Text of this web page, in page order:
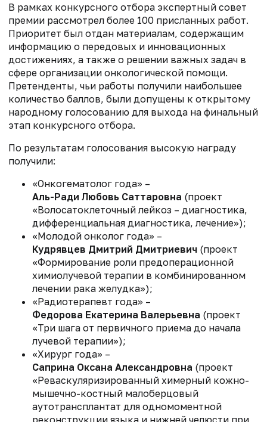
В рамках конкурсного отбора экспертный совет
премии рассмотрел более 100 присланных работ.
Приоритет был отдан материалам, содержащим
информацию о передовых и инновационных
достижениях, а также о решении важных задач в
сфере организации онкологической помощи.
Претенденты, чьи работы получили наибольшее
количество баллов, были допущены к открытому
народному голосованию для выхода на финальный
этап конкурсного отбора.
По результатам голосования высокую награду
получили:
«Онкогематолог года» –
Аль-Ради Любовь Саттаровна (проект
«Волосатоклеточный лейкоз – диагностика,
дифференциальная диагностика, лечение»);
«Молодой онколог года» –
Кудрявцев Дмитрий Дмитриевич (проект
«Формирование роли предоперационной
химиолучевой терапии в комбинированном
лечении рака желудка»);
«Радиотерапевт года» –
Федорова Екатерина Валерьевна (проект
«Три шага от первичного приема до начала
лучевой терапии»);
«Хирург года» –
Саприна Оксана Александровна (проект
«Реваскуляризированный химерный кожно-
мышечно-костный малоберцовый
аутотрансплантат для одномоментной
реконструкции языка и нижней челюсти при